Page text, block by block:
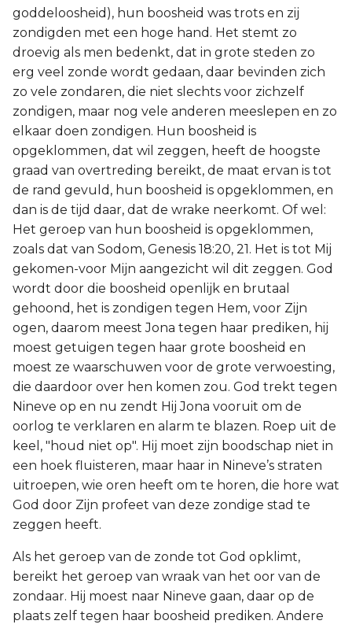
goddeloosheid), hun boosheid was trots en zij
zondigden met een hoge hand. Het stemt zo
droevig als men bedenkt, dat in grote steden zo
erg veel zonde wordt gedaan, daar bevinden zich
zo vele zondaren, die niet slechts voor zichzelf
zondigen, maar nog vele anderen meeslepen en zo
elkaar doen zondigen. Hun boosheid is
opgeklommen, dat wil zeggen, heeft de hoogste
graad van overtreding bereikt, de maat ervan is tot
de rand gevuld, hun boosheid is opgeklommen, en
dan is de tijd daar, dat de wrake neerkomt. Of wel:
Het geroep van hun boosheid is opgeklommen,
zoals dat van Sodom, Genesis 18:20, 21. Het is tot Mij
gekomen-voor Mijn aangezicht wil dit zeggen. God
wordt door die boosheid openlijk en brutaal
gehoond, het is zondigen tegen Hem, voor Zijn
ogen, daarom meest Jona tegen haar prediken, hij
moest getuigen tegen haar grote boosheid en
moest ze waarschuwen voor de grote verwoesting,
die daardoor over hen komen zou. God trekt tegen
Nineve op en nu zendt Hij Jona vooruit om de
oorlog te verklaren en alarm te blazen. Roep uit de
keel, "houd niet op". Hij moet zijn boodschap niet in
een hoek fluisteren, maar haar in Nineve’s straten
uitroepen, wie oren heeft om te horen, die hore wat
God door Zijn profeet van deze zondige stad te
zeggen heeft.
Als het geroep van de zonde tot God opklimt,
bereikt het geroep van wraak van het oor van de
zondaar. Hij moest naar Nineve gaan, daar op de
plaats zelf tegen haar boosheid prediken. Andere